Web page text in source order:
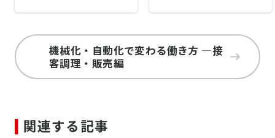
機械化・自動化で変わる働き方 ―接
客調理・販売編
関連する記事